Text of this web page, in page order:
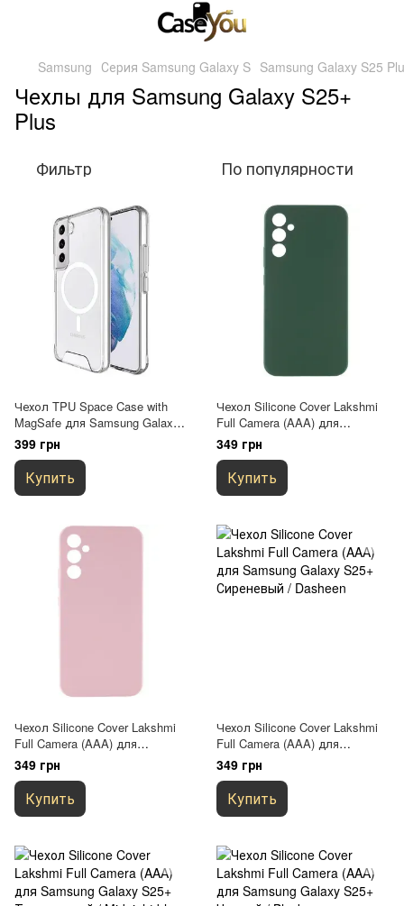
Samsung Серия Samsung Galaxy S Samsung Galaxy S25
Чехлы для Samsung Galaxy S25+
Plus
Фильтр По популярности
Чехол TPU Space Case with
MagSafe для Samsung Galaxy
S25+ / S24+ Прозрачный
399 грн
Купить
Чехол Silicone Cover Lakshmi
Full Camera (AAA) для
Samsung Galaxy S25+
Зеленый / Cyprus Green
349 грн
Купить
Чехол Silicone Cover Lakshmi
Full Camera (AAA) для
Samsung Galaxy S25+
Розовый / Pink Sand
349 грн
Купить
Чехол Silicone Cover Lakshmi
Full Camera (AAA) для
Samsung Galaxy S25+
Сиреневый / Dasheen
349 грн
Купить